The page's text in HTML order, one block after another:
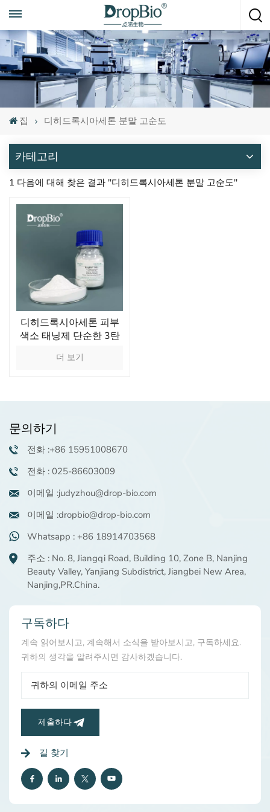
언제든지 전화하세요
+86 15951008670
집 디히드록시아세톤 분말 고순도
카테고리
1 다음에 대해 찾은 결과 "디히드록시아세톤 분말 고순도"
디히드록시아세톤 피부
색소 태닝제 단순한 3탄
더 보기
문의하기
전화 :+86 15951008670
전화 : 025-86603009
이메일 :judyzhou@drop-bio.com
이메일 :dropbio@drop-bio.com
Whatsapp : +86 18914703568
주소 : No. 8, Jiangqi Road, Building 10, Zone B, Nanjing
Beauty Valley, Yanjiang Subdistrict, Jiangbei New Area,
Nanjing,PR.China.
구독하다
계속 읽어보시고, 계속해서 소식을 받아보시고, 구독하세요.
귀하의 생각을 알려주시면 감사하겠습니다.
제출하다
길 찾기